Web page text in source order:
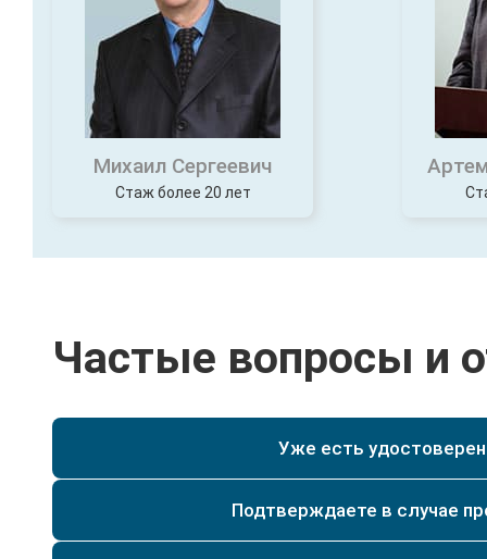
Михаил Сергеевич
Стаж более 20 лет
Частые вопросы и
Уже есть
Да, при наличии у Вас уже действующего
Подтверждаете в случае
Да. Мы имеем действующую лицензию на
регистрируются и заносятся в реестр и архив